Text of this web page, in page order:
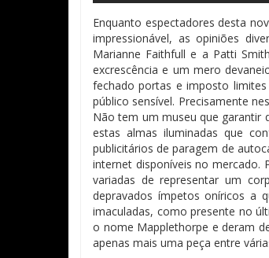
Enquanto espectadores desta
impressionável, as opiniões
Marianne Faithfull e a Patti
excrescência e um mero
fechado portas e imposto
público sensível. Precisamente
Não tem um museu que garantir
estas almas iluminadas que
publicitários de paragem de
internet disponíveis no mercado.
variadas de representar um
depravados ímpetos oníricos a
imaculadas, como presente no
o nome Mapplethorpe e deram
apenas mais uma peça entre